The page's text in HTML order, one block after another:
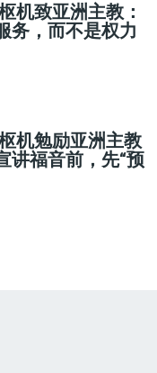
机致亚洲主教：
务，而不是权力
机勉励亚洲主教
讲福音前，先“预